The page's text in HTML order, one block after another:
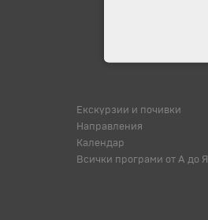
Екскурзии и почивки
Направления
Календар
Всички програми от А до Я